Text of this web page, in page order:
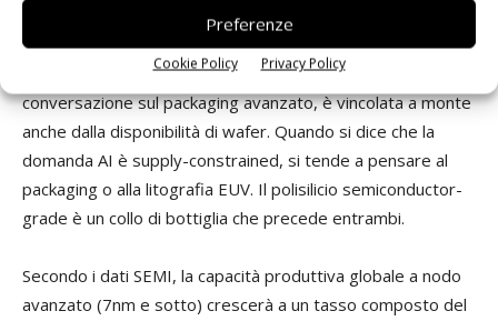
Preferenze
Cookie Policy Privacy Policy
MI450X, ogni modulo HBM4 di SK Hynix o Samsung
richiede wafer da 300mm di altissima qualità. La capacità
CoWoS di TSMC, di cui si discute l'insufficienza in ogni
conversazione sul packaging avanzato, è vincolata a monte
anche dalla disponibilità di wafer. Quando si dice che la
domanda AI è supply-constrained, si tende a pensare al
packaging o alla litografia EUV. Il polisilicio semiconductor-
grade è un collo di bottiglia che precede entrambi.
Secondo i dati SEMI, la capacità produttiva globale a nodo
avanzato (7nm e sotto) crescerà a un tasso composto del